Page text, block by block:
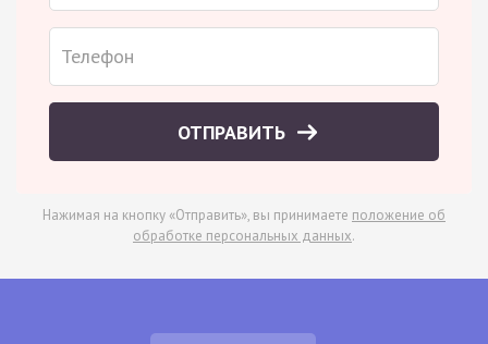
ОТПРАВИТЬ
Нажимая на кнопку «Отправить», вы принимаете положение об
обработке персональных данных.